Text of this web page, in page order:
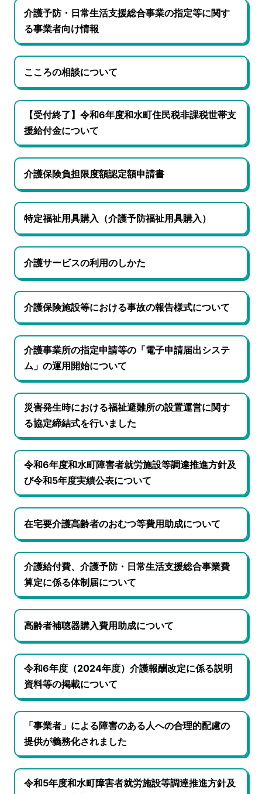
介護予防・日常生活支援総合事業の指定等に関す
る事業者向け情報
こころの相談について
【受付終了】令和6年度和水町住民税非課税世帯支
援給付金について
介護保険負担限度額認定額申請書
特定福祉用具購入（介護予防福祉用具購入）
介護サービスの利用のしかた
介護保険施設等における事故の報告様式について
介護事業所の指定申請等の「電子申請届出システ
ム」の運用開始について
災害発生時における福祉避難所の設置運営に関す
る協定締結式を行いました
令和6年度和水町障害者就労施設等調達推進方針及
び令和5年度実績公表について
在宅要介護高齢者のおむつ等費用助成について
介護給付費、介護予防・日常生活支援総合事業費
算定に係る体制届について
高齢者補聴器購入費用助成について
令和6年度（2024年度）介護報酬改定に係る説明
資料等の掲載について
「事業者」による障害のある人への合理的配慮の
提供が義務化されました
令和5年度和水町障害者就労施設等調達推進方針及